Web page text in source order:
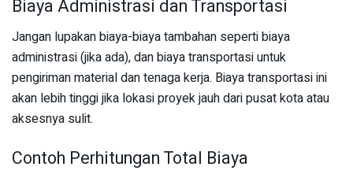
Biaya Administrasi dan Transportasi
Jangan lupakan biaya-biaya tambahan seperti biaya
administrasi (jika ada), dan biaya transportasi untuk
pengiriman material dan tenaga kerja. Biaya transportasi ini
akan lebih tinggi jika lokasi proyek jauh dari pusat kota atau
aksesnya sulit.
Contoh Perhitungan Total Biaya